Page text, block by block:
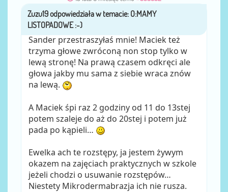
przezZuzu19
Sander przestraszyłaś mnie! Maciek też
trzyma głowe zwróconą non stop tylko w
lewą stronę! Na prawą czasem odkręci ale
głowa jakby mu sama z siebie wraca znów
na lewą.
A Maciek śpi raz 2 godziny od 11 do 13stej
potem szaleje do aż do 20stej i potem już
pada po kąpieli…
Ewelka ach te rozstępy, ja jestem żywym
okazem na zajęciach praktycznych w szkole
jeżeli chodzi o usuwanie rozstępów…
Niestety Mikrodermabrazja ich nie rusza.